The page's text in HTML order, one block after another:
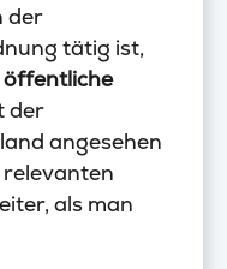
der
tätig ist,
der
angesehen
als man